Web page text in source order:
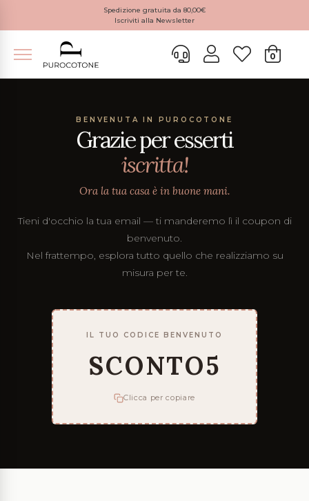
Spedizione gratuita da 80,00€
Iscriviti alla Newsletter
0
BENVENUTA IN PUROCOTONE
Grazie per esserti
iscritta!
Ora la tua casa è in buone mani.
Tieni d'occhio la tua email — ti manderemo lì il coupon di
benvenuto.
Nel frattempo, esplora tutto quello che realizziamo su
misura per te.
IL TUO CODICE BENVENUTO
SCONTO5
Clicca per copiare